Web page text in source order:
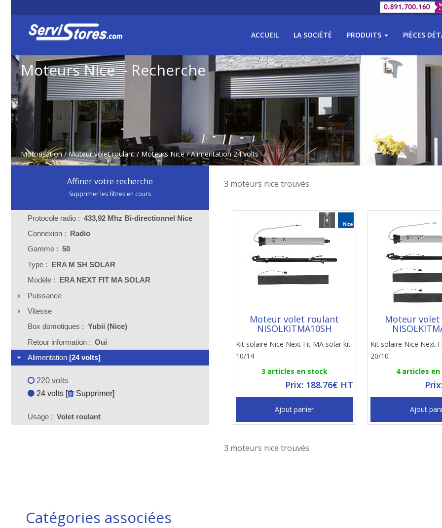
ACCUEIL LA SOCIÉTÉ PRODUITS PIÈCES
Moteurs Nice - Recherche
Motorisation /Moteur volet roulant / Moteurs Nice / Alimentation 24 volts
Affiner votre recherche
Supprimer les filtres en cours
Protocole radio : 433,92 Mhz Bi-directionnel Nice
Connexion : Radio
Gamme : 50
Type : ERA M SH SOLAR
Modèle : ERA NEXT FIT MA SOLAR
Puissance
Vitesse
Box domotiques : Yubii (Nice)
Retour information : Oui
Alimentation [24 volts]
220 volts
24 volts [
Supprimer]
Usage : Volet roulant
3 moteurs nice trouvés
Moteur volet roulant
NISOLKITMA10SH
Kit solaire Nice Next Fit MA solar kit
10/14
3 articles en stock
Prix: 188.76€ HT
Ajout panier
Moteur
Kit solaire Nice Next
20/10
4 articles
Ajout
3 moteurs nice trouvés
Catégories associées